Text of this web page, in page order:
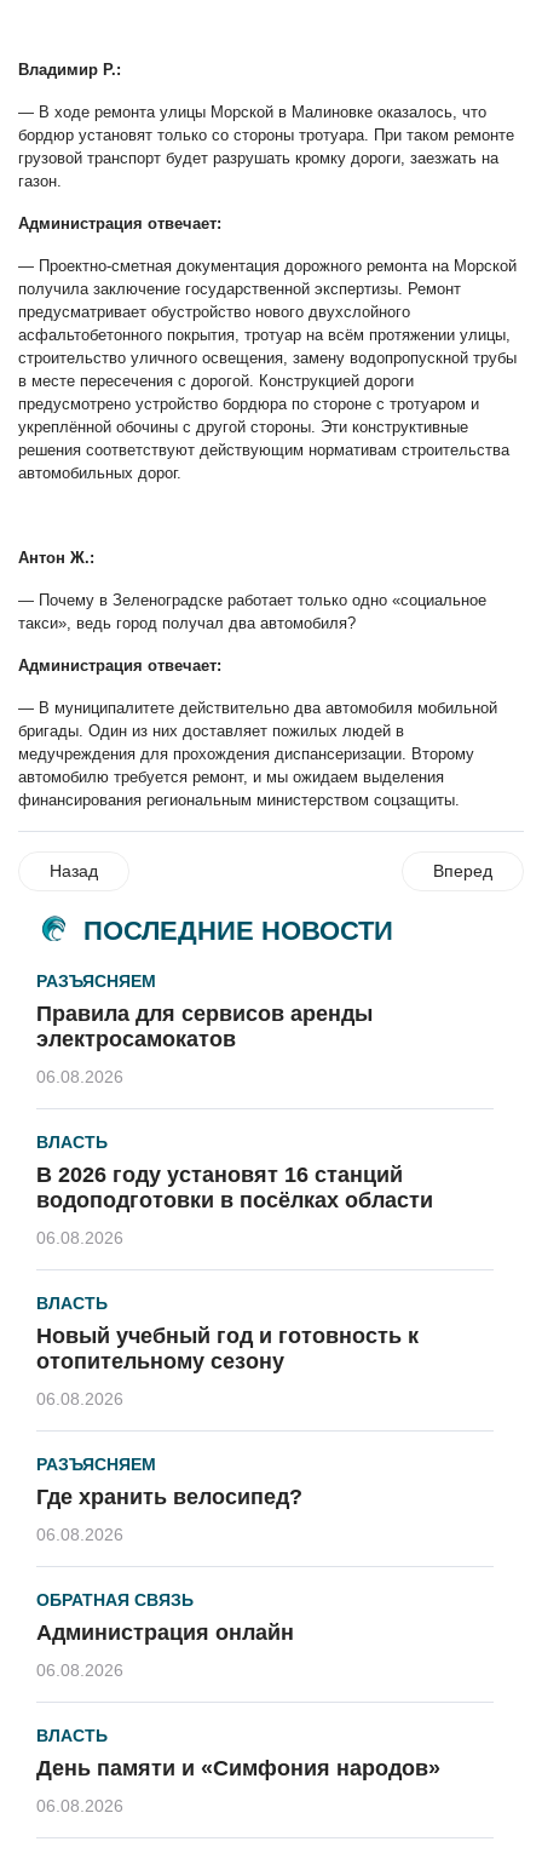
Владимир Р.:
— В ходе ремонта улицы Морской в Малиновке оказалось, что
бордюр установят только со стороны тротуара. При таком ремонте
грузовой транспорт будет разрушать кромку дороги, заезжать на
газон.
Администрация отвечает:
— Проектно-сметная документация дорожного ремонта на Морской
получила заключение государственной экспертизы. Ремонт
предусматривает обустройство нового двухслойного
асфальтобетонного покрытия, тротуар на всём протяжении улицы,
строительство уличного освещения, замену водопропускной трубы
в месте пересечения с дорогой. Конструкцией дороги
предусмотрено устройство бордюра по стороне с тротуаром и
укреплённой обочины с другой стороны. Эти конструктивные
решения соответствуют действующим нормативам строительства
автомобильных дорог.
Антон Ж.:
— Почему в Зеленоградске работает только одно «социальное
такси», ведь город получал два автомобиля?
Администрация отвечает:
— В муниципалитете действительно два автомобиля мобильной
бригады. Один из них доставляет пожилых людей в
медучреждения для прохождения диспансеризации. Второму
автомобилю требуется ремонт, и мы ожидаем выделения
финансирования региональным министерством соцзащиты.
Назад Вперед
ПОСЛЕДНИЕ НОВОСТИ
РАЗЪЯСНЯЕМ
Правила для сервисов аренды
электросамокатов
06.08.2026
ВЛАСТЬ
В 2026 году установят 16 станций
водоподготовки в посёлках области
06.08.2026
ВЛАСТЬ
Новый учебный год и готовность к
отопительному сезону
06.08.2026
РАЗЪЯСНЯЕМ
Где хранить велосипед?
06.08.2026
ОБРАТНАЯ СВЯЗЬ
Администрация онлайн
06.08.2026
ВЛАСТЬ
День памяти и «Симфония народов»
06.08.2026